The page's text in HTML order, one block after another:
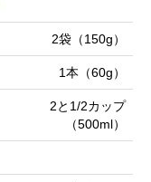
2袋（150g）
1本（60g）
2と1/2カップ
（500ml）